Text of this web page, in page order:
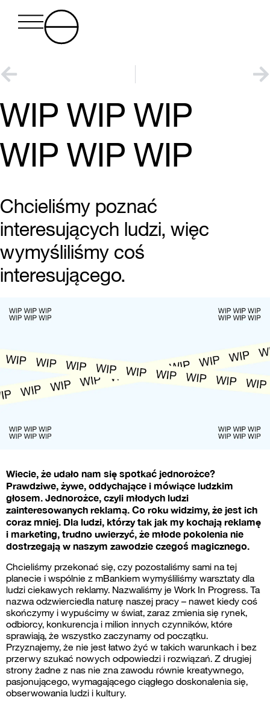
WIP WIP WIP
WIP WIP WIP
Chcieliśmy poznać
interesujących ludzi, więc
wymyśliliśmy coś
interesującego.
Wiecie, że udało nam się spotkać jednorożce?
Prawdziwe, żywe, oddychające i mówiące ludzkim
głosem. Jednorożce, czyli młodych ludzi
zainteresowanych reklamą. Co roku widzimy, że jest ich
coraz mniej. Dla ludzi, którzy tak jak my kochają reklamę
i marketing, trudno uwierzyć, że młode pokolenia nie
dostrzegają w naszym zawodzie czegoś magicznego.
Chcieliśmy przekonać się, czy pozostaliśmy sami na tej
planecie i wspólnie z mBankiem wymyśliliśmy warsztaty dla
ludzi ciekawych reklamy. Nazwaliśmy je Work In Progress. Ta
nazwa odzwierciedla naturę naszej pracy – nawet kiedy coś
skończymy i wypuścimy w świat, zaraz zmienia się rynek,
odbiorcy, konkurencja i milion innych czynników, które
sprawiają, że wszystko zaczynamy od początku.
Przyznajemy, że nie jest łatwo żyć w takich warunkach i bez
przerwy szukać nowych odpowiedzi i rozwiązań. Z drugiej
strony żadne z nas nie zna zawodu równie kreatywnego,
pasjonującego, wymagającego ciągłego doskonalenia się,
obserwowania ludzi i kultury.